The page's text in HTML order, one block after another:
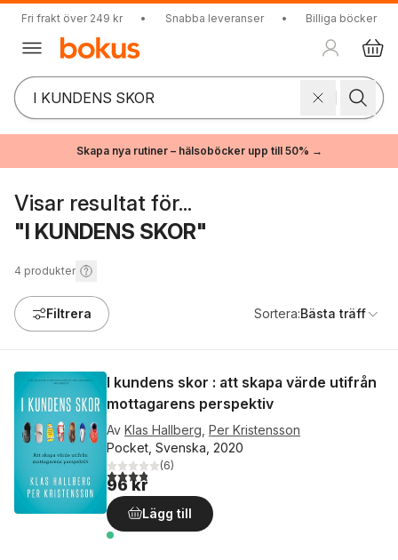
Fri frakt över 249 kr • Snabba leveranser • Billiga böcker
Skapa nya rutiner – hälsoböcker upp till 50% →
Visar resultat för...
"I KUNDENS SKOR"
4 produkter
Filtrera Sortera:Bästa träff
I kundens skor : att skapa värde utifrån
mottagarens perspektiv
Av Klas Hallberg Per Kristensson
Pocket, Svenska, 2020
3,8utav 5 stjärnor. Totalt antal röster:
(6)
96 kr
Lägg till